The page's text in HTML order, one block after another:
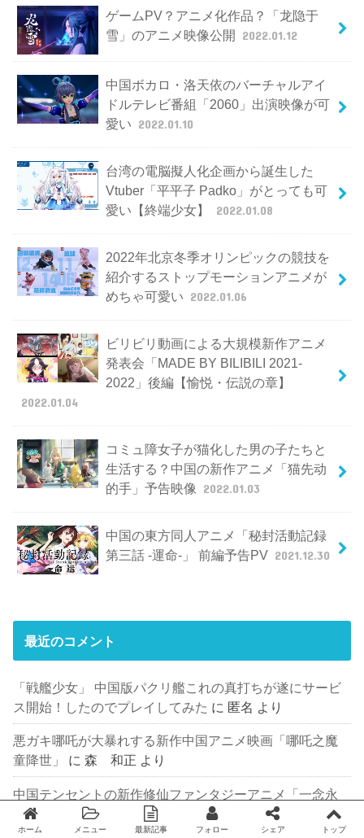
ゲームPV？アニメ化作品？「龙隐于
雪」のアニメ映像公開 2022.01.12
中国ボカロ・洛天依のバーチャルアイ
ドルテレビ番組「2060」出演映像が可
愛い 2022.01.10
台湾の電脳擬人化企画から誕生した
Vtuber「平平子 Padko」がとっても可
愛い【終端少女】
2022.01.08
2022年北京冬季オリンピックの競技を
紹介するストップモーションアニメが
めちゃ可愛い 2022.01.06
ビリビリ動画による大規模新作アニメ
発表会「MADE BY BILIBILI 2021-
2022」後編【愉悦・伝説の章】
2022.01.04
コミュ障女子が猫化した男の子たちと
生活する？中国の新作アニメ「猫先动
的手」予告映像
2022.01.03
中国の東方同人アニメ「秘封活動記録
第三話 -運命-」 前編予告PV 2021.12.30
最近のコメント
「戦艦少女」 中国版パクリ艦これの真打ちが遂にサービ
ス開始！したのでプレイしてみた に 匿名 より
悪ガキ哪吒が大暴れする新作中国アニメ映画「哪吒之魔
童降世」
に森 和正 より
中国テンセントの新作修仙ファンタジーアニメ「一念永
恒」
匿名より
ホーム メニュー 最新記事 フォロー シェア トップ
Twitter facebook